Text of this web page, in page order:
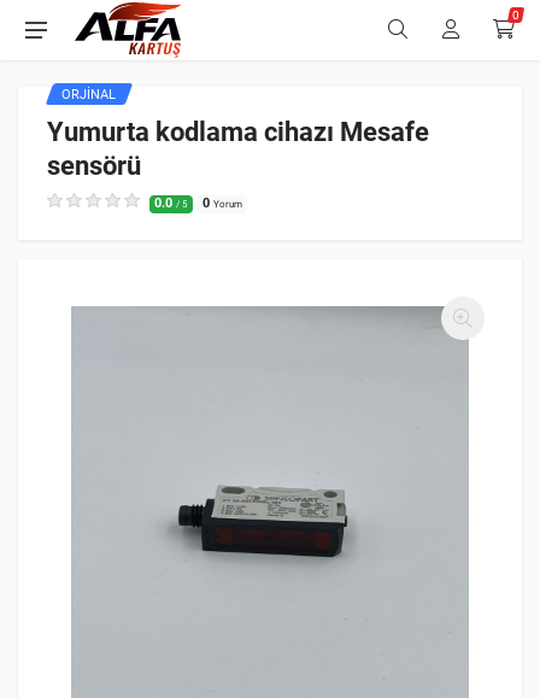
0
Yumurta kodlama cihazı Mesafe
sensörü
0.0/ 5 0 Yorum
ORJINAL